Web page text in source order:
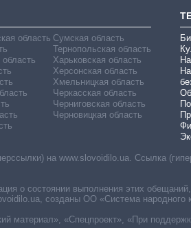
область
область
Сумская область
Тернопольская область
Харьковская область
Херсонская область
Хмельницкая область
Черкасская область
Черниговская область
Черновицкая область
на www.slovoidilo.ua. Ссылка
о состоянии выполнения этих обещаний,
созданы ОО «Система народного
материал», «Спецпроект», «При